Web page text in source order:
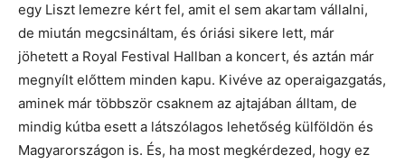
egy Liszt lemezre kért fel, amit el sem akartam vállalni,
de miután megcsináltam, és óriási sikere lett, már
jöhetett a Royal Festival Hallban a koncert, és aztán már
megnyílt előttem minden kapu. Kivéve az operaigazgatás,
aminek már többször csaknem az ajtajában álltam, de
mindig kútba esett a látszólagos lehetőség külföldön és
Magyarországon is. És, ha most megkérdezed, hogy ez